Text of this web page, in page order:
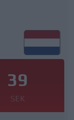
39
SEK